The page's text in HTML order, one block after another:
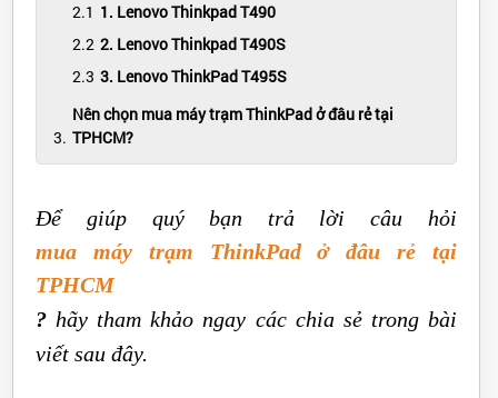
1. Lenovo Thinkpad T490
2. Lenovo Thinkpad T490S
3. Lenovo ThinkPad T495S
Nên chọn mua máy trạm ThinkPad ở đâu rẻ tại
TPHCM?
Để giúp quý bạn trả lời câu hỏi
mua máy trạm ThinkPad ở đâu rẻ tại
TPHCM
? hãy tham khảo ngay các chia sẻ trong bài
viết sau đây.